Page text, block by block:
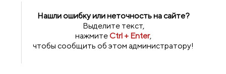
Нашли ошибку или неточность на сайте?
Выделите текст,
нажмитеCtrl + Enter,
чтобы сообщить об этом администратору!